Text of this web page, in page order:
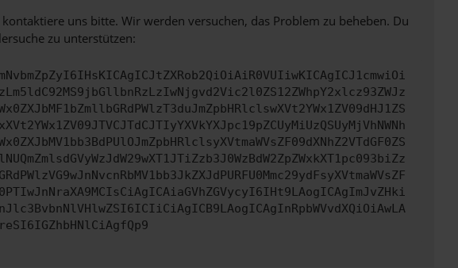
uns bitte. Wir werden versuchen, das Problem zu beheben. Du
zu unterstützen: